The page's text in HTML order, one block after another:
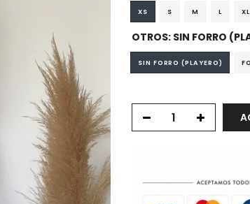
XS S M L XL
OTROS: SIN FORRO
SIN FORRO (PLAYERO)